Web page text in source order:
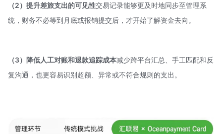
（2）提升差旅支出的可见性交易记录能够更及时地同步至管理系
统，财务不必等到月底或报销提交后，才开始了解资金去向。
（3）降低人工对账和退款追踪成本减少跨平台汇总、手工匹配和反
复沟通，也更容易识别超额、异常或不符合规则的支出。